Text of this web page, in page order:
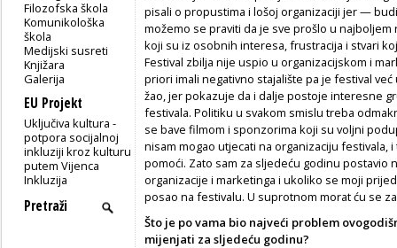
Filozofska škola
Komunikološka
škola
Medijski susreti
Knjižara
Galerija
EU Projekt
Uključiva kultura -
potpora socijalnoj
inkluziji kroz kulturu
putem Vijenca
Inkluzija
pisali o propustima i lošoj organizaciji jer —
možemo se praviti da je sve prošlo u
koji su iz osobnih interesa, frustracija i stvari
Festival zbilja nije uspio u organizacijskom i
priori imali negativno stajalište pa je festival
žao, jer pokazuje da i dalje postoje interesne
festivala. Politiku u svakom smislu treba
se bave filmom i sponzorima koji su voljni
nisam mogao utjecati na organizaciju festivala,
pomoći. Zato sam za sljedeću godinu postavio
organizacije i marketinga i ukoliko se moji
posao na festivalu. U suprotnom morat ću se
Što je po vama bio najveći problem
mijenjati za sljedeću godinu?